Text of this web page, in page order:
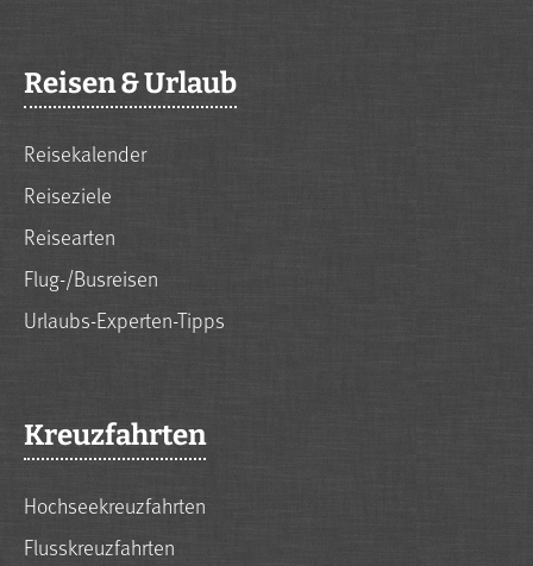
Reisen & Urlaub
Reisekalender
Reiseziele
Reisearten
Flug-/Busreisen
Urlaubs-Experten-Tipps
Kreuzfahrten
Hochseekreuzfahrten
Flusskreuzfahrten